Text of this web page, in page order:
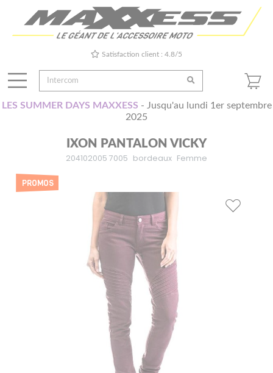
Satisfaction client : 4.8/5
LES SUMMER DAYS MAXXESS - Jusqu'au lundi 1er septembre
2025
IXON PANTALON VICKY
204102005 7005 bordeaux Femme
PROMOS